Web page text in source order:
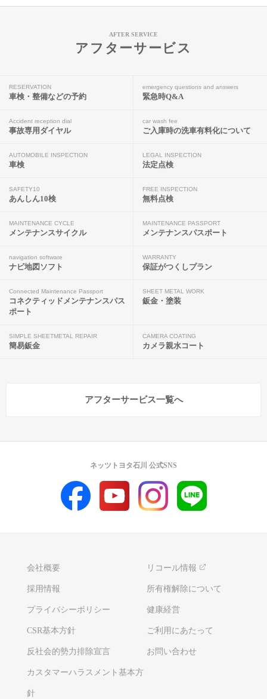
AFTER SERVICE
アフターサービス
RESERVATION
車検・整備などの予約
emergency questions and answers
緊急時Q&A
Accident reception dial
事故専用ダイヤル
car wash fee
ご入庫時の洗車有料化について
AUTOMOBILE INSPECTION
車検
LEGAL INSPECTION
法定点検
SAFETY10
あんしん10検
FREE INSPECTION
無料点検
MAINTENANCE CYCLE
メンテナンスサイクル
MAINTENANCE PASSPORT
メンテナンスパスポート
navigation software
ナビ地図ソフト
WARRANTY
保証がつくしプラン
Connected Maintenance Passport
コネクティッドメンテナンスパス
ポート
SHEET METAL WORK
鈑金・塗装
SIMPLE SHEETMETAL REPAIR
簡易鈑金
CAMERA COATING
カメラ親水コート
アフターサービス一覧へ
会社概要 リコール情報
採用情報 所有権解除について
プライバシーポリシー 健康経営
CSR基本方針 ご利用にあたって
反社会的勢力排除宣言 お問い合わせ
カスタマーハラスメント基本方
針
ネッツトヨタ石川 公式SNS